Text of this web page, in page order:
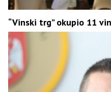
“Vinski trg” okupio 11